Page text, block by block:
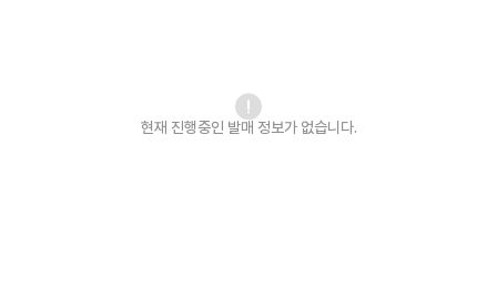
현재 진행중인 발매 정보가 없습니다.